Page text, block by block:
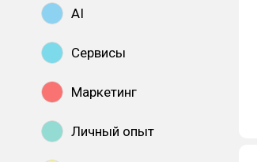
AI
Сервисы
Маркетинг
Личный опыт